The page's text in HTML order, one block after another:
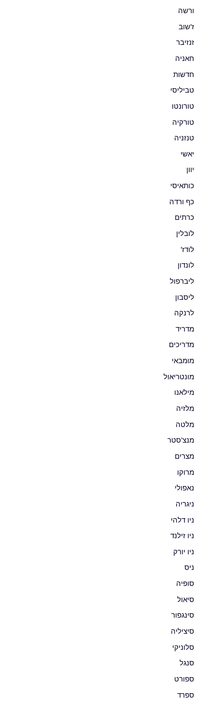
ורשה
ז'שוב
זנזיבר
חאניה
חדשות
טביליסי
טורונטו
טורקיה
טנזניה
יאשי
יוון
כותאיסי
כף ורדה
כרתים
לובלין
לודז'
לונדון
ליברפול
ליסבון
לרנקה
מדריד
מדריכים
מומבאי
מונטריאול
מילאנו
מלזיה
מלטה
מנצ'סטר
מצרים
מרוקו
נאפולי
ניגריה
ניו דלהי
ניו זילנד
ניו יורק
ניס
סופיה
סיאול
סינגפור
סיציליה
סלוניקי
סנגל
ספורט
ספרד